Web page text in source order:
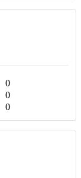
0
0
0